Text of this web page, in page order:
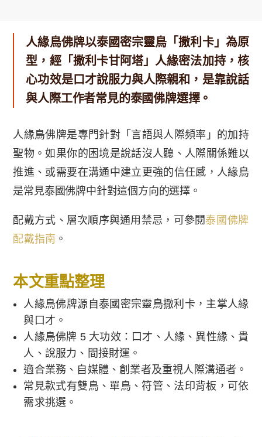
人緣鳥佛牌以泰國密宗靈鳥「撒利卡」為原
型，經「撒利卡甘阿塔」人緣密法加持，核
心功效是口才說服力與人際親和，是靠說話
與人際工作者常見的泰國佛牌選擇。
人緣鳥佛牌是專門針對「言語與人際頻率」的加持
聖物。如果你的困境是說話沒人聽、人際關係難以
推進、或需要在溝通中建立更強的信任感，人緣鳥
是常見泰國佛牌中針對這個方向的選擇。
配戴方式、層次順序與通用禁忌，可參閱泰國佛牌
配戴指南 。
本文重點整理
人緣鳥佛牌源自泰國密宗靈鳥撒利卡，主掌人緣
與口才。
人緣鳥佛牌 5 大功效：口才、人緣、異性緣、貴
人、說服力、間接財運。
適合業務、自媒體、創業者及重視人際溝通者。
常見款式有雙鳥、單鳥、符管、法印背板，可依
需求挑選。